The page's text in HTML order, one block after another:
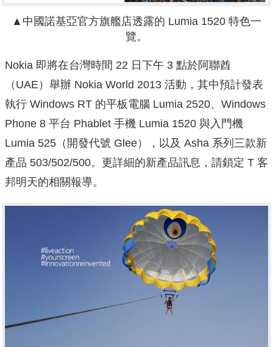
▲中國諾基亞官方旗艦店透露的 Lumia 1520 特色一
覽。
Nokia 即將在台灣時間 22 日下午 3 點於阿聯酋
（UAE）舉辦 Nokia World 2013 活動，其中預計發表
執行 Windows RT 的平板電腦 Lumia 2520、Windows
Phone 8 平台 Phablet 手機 Lumia 1520 與入門機
Lumia 525（開發代號 Glee），以及 Asha 系列三款新
產品 503/502/500。更詳細的新產品訊息，請鎖定 T 客
邦明天的相關報導。